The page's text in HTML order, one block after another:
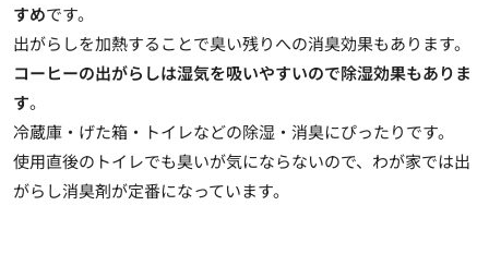
すめです。
出がらしを加熱することで臭い残りへの消臭効果もあります。
コーヒーの出がらしは湿気を吸いやすいので除湿効果もありま
す。
冷蔵庫・げた箱・トイレなどの除湿・消臭にぴったりです。
使用直後のトイレでも臭いが気にならないので、わが家では出
がらし消臭剤が定番になっています。